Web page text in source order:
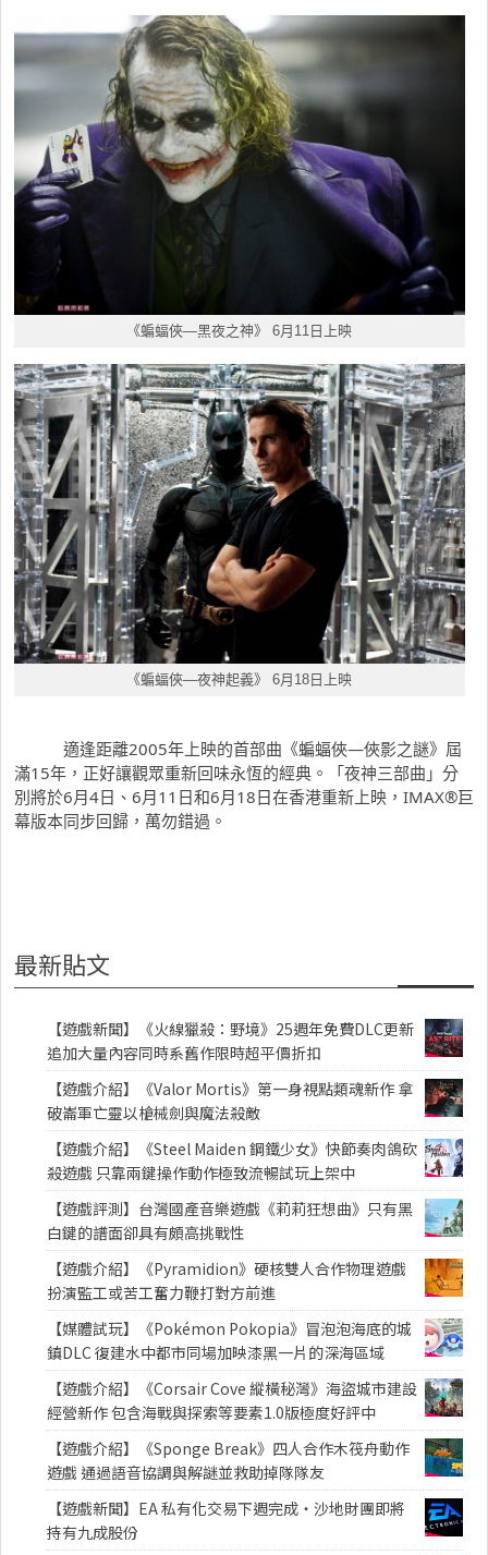
《蝙蝠俠—黑夜之神》 6月11日上映
《蝙蝠俠—夜神起義》 6月18日上映
適逢距離2005年上映的首部曲《蝙蝠俠—俠影之謎》屆
滿15年，正好讓觀眾重新回味永恆的經典。「夜神三部曲」分
別將於6月4日、6月11日和6月18日在香港重新上映，IMAX®巨
幕版本同步回歸，萬勿錯過。
最新貼文
【遊戲新聞】《火線獵殺：野境》25週年免費DLC更新
追加大量內容同時系舊作限時超平價折扣
【遊戲介紹】《Valor Mortis》第一身視點類魂新作 拿
破崙軍亡靈以槍械劍與魔法殺敵
【遊戲介紹】《Steel Maiden 鋼鐵少女》快節奏肉鴿砍
殺遊戲 只靠兩鍵操作動作極致流暢試玩上架中
【遊戲評測】台灣國產音樂遊戲《莉莉狂想曲》只有黑
白鍵的譜面卻具有頗高挑戰性
【遊戲介紹】《Pyramidion》硬核雙人合作物理遊戲
扮演監工或苦工奮力鞭打對方前進
【媒體試玩】《Pokémon Pokopia》冒泡泡海底的城
鎮DLC 復建水中都市同場加映漆黑一片的深海區域
【遊戲介紹】《Corsair Cove 縱橫秘灣》海盜城市建設
經營新作 包含海戰與探索等要素1.0版極度好評中
【遊戲介紹】《Sponge Break》四人合作木筏舟動作
遊戲 通過語音協調與解謎並救助掉隊隊友
【遊戲新聞】EA 私有化交易下週完成・沙地財團即將
持有九成股份